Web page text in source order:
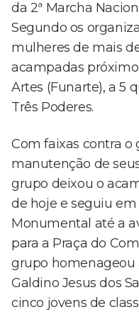
da 2ª Marcha
Segundo os
mulheres de mais
acampadas
Artes (Funarte), a 5
Três Poderes.
Com faixas contra o
manutenção de
grupo deixou o
de hoje e seguiu
Monumental até a
para a Praça do
grupo
Galdino Jesus dos
cinco jovens de